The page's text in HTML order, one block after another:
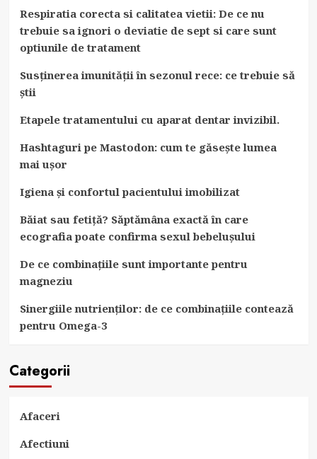
Respiratia corecta si calitatea vietii: De ce nu
trebuie sa ignori o deviatie de sept si care sunt
optiunile de tratament
Susținerea imunității în sezonul rece: ce trebuie să
știi
Etapele tratamentului cu aparat dentar invizibil.
Hashtaguri pe Mastodon: cum te găsește lumea
mai ușor
Igiena și confortul pacientului imobilizat
Băiat sau fetiță? Săptămâna exactă în care
ecografia poate confirma sexul bebelușului
De ce combinațiile sunt importante pentru
magneziu
Sinergiile nutrienților: de ce combinațiile contează
pentru Omega-3
Categorii
Afaceri
Afectiuni